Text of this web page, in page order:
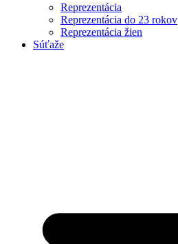
Reprezentácia
Reprezentácia do 23 rokov
Reprezentácia žien
Súťaže